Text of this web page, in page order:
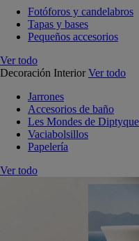
Fotóforos y candelabros
Tapas y bases
Pequeños accesorios
Ver todo
Decoración Interior Ver todo
Jarrones
Accesorios de baño
Les Mondes de Diptyque
Vaciabolsillos
Papelería
Ver todo